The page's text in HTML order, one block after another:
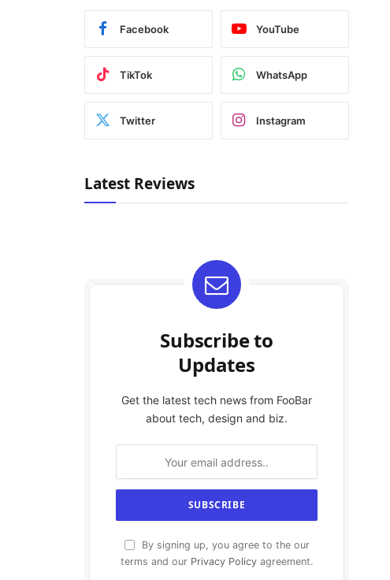
Facebook YouTube
TikTok WhatsApp
Twitter Instagram
Latest Reviews
Subscribe to
Updates
Get the latest tech news from FooBar
about tech, design and biz.
By signing up, you agree to the our
terms and our Privacy Policy agreement.